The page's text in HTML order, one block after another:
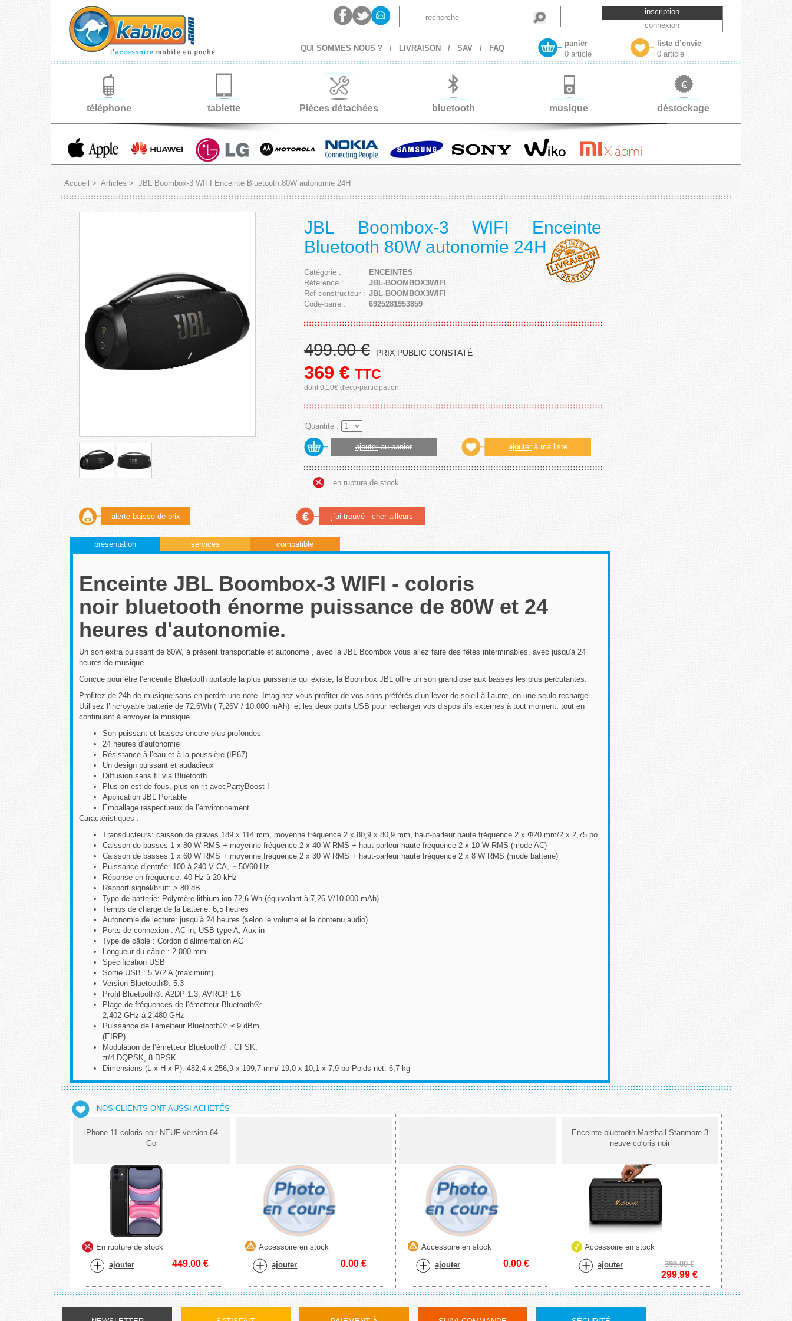
inscription
connexion
QUI SOMMES NOUS ? / LIVRAISON / SAV / FAQ
panier
0 article
liste d’envie
0 article
téléphone tablette Pièces détachées bluetooth musique déstockage
Accueil > Articles > JBL Boombox-3 WIFI Enceinte Bluetooth 80W autonomie 24H
JBL Boombox-3 WIFI Enceinte
Bluetooth 80W autonomie 24H
Catégorie :
ENCEINTES
Référence :
JBL-BOOMBOX3WIFI
Ref constructeur : JBL-BOOMBOX3WIFI
Code-barre :
6925281953859
499.00 € PRIX PUBLIC CONSTATÉ
369€ TTC
dont 0.10€ d'eco-participation
'Quantité :
ajouterau panier ajouter à ma liste
en rupture de stock
alertebaisse de prix j´ai trouvé - cherailleurs
présentation services compatible
Enceinte JBL Boombox-3 WIFI - coloris
noir bluetooth énorme puissance de 80W et 24
heures d'autonomie.
Un son extra puissant de 80W, à présent transportable et autonome , avec la JBL Boombox vous allez faire des fêtes interminables, avec jusqu'à 24
heures de musique.
Conçue pour être l’enceinte Bluetooth portable la plus puissante qui existe, la Boombox JBL offre un son grandiose aux basses les plus percutantes.
Profitez de 24h de musique sans en perdre une note. Imaginez-vous profiter de vos sons préférés d’un lever de soleil à l’autre, en une seule recharge.
Utilisez l’incroyable batterie de 72.6Wh ( 7,26V / 10.000 mAh) et les deux ports USB pour recharger vos dispositifs externes à tout moment, tout en
continuant à envoyer la musique.
Son puissant et basses encore plus profondes
24 heures d’autonomie
Résistance à l’eau et à la poussière (IP67)
Un design puissant et audacieux
Diffusion sans fil via Bluetooth
Plus on est de fous, plus on rit avecPartyBoost !
Application JBL Portable
Emballage respectueux de l’environnement
Caractéristiques :
Transducteurs: caisson de graves 189 x 114 mm, moyenne fréquence 2 x 80,9 x 80,9 mm, haut-parleur haute fréquence 2 x Φ20 mm/2 x 2,75 po
Caisson de basses 1 x 80 W RMS + moyenne fréquence 2 x 40 W RMS + haut-parleur haute fréquence 2 x 10 W RMS (mode AC)
Caisson de basses 1 x 60 W RMS + moyenne fréquence 2 x 30 W RMS + haut-parleur haute fréquence 2 x 8 W RMS (mode batterie)
Puissance d’entrée: 100 à 240 V CA, ~ 50/60 Hz
Réponse en fréquence: 40 Hz à 20 kHz
Rapport signal/bruit: > 80 dB
Type de batterie: Polymère lithium-ion 72,6 Wh (équivalant à 7,26 V/10 000 mAh)
Temps de charge de la batterie: 6,5 heures
Autonomie de lecture: jusqu’à 24 heures (selon le volume et le contenu audio)
Ports de connexion : AC-in, USB type A, Aux-in
Type de câble : Cordon d’alimentation AC
Longueur du câble : 2 000 mm
Spécification USB
Sortie USB : 5 V/2 A (maximum)
Version Bluetooth®: 5.3
Profil Bluetooth®: A2DP 1.3, AVRCP 1.6
Plage de fréquences de l’émetteur Bluetooth®:
2,402 GHz à 2,480 GHz
Puissance de l’émetteur Bluetooth®: ≤ 9 dBm
(EIRP)
Modulation de l’émetteur Bluetooth® : GFSK,
π/4 DQPSK, 8 DPSK
Dimensions (L x H x P): 482,4 x 256,9 x 199,7 mm/ 19,0 x 10,1 x 7,9 po Poids net: 6,7 kg
NOS CLIENTS ONT AUSSI ACHETÉS
iPhone 11 coloris noir NEUF version 64
Go
En rupture de stock
ajouter 449.00 €
Accessoire en stock
ajouter 0.00€
Accessoire en stock
ajouter 0.00 €
Enceinte bluetooth Marshall Stanmore 3
neuve coloris noir
Accessoire en stock
ajouter 399.00 €
299.99€